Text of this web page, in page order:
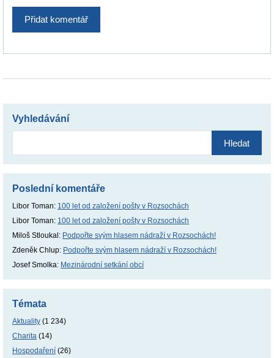
Vyhledávání
Poslední komentáře
Libor Toman: 100 let od založení pošty v Rozsochách
Libor Toman: 100 let od založení pošty v Rozsochách
Miloš Stloukal : Podpořte svým hlasem nádraží v Rozsochách!
Zdeněk Chlup: Podpořte svým hlasem nádraží v Rozsochách!
Josef Smolka: Mezinárodní setkání obcí
Témata
Aktuality (1 234)
Charita (14)
Hospodaření (26)